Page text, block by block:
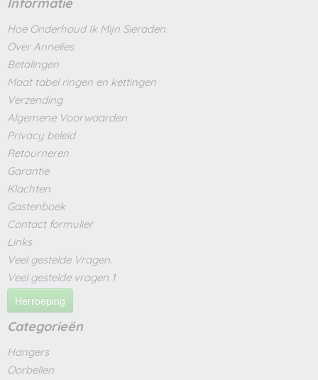
Hoe Onderhoud Ik Mijn Sieraden.
Over Annelies
Betalingen
Maat tabel ringen en kettingen
Verzending
Algemene Voorwaarden
Privacy beleid
Retourneren
Garantie
Klachten
Gastenboek
Contact formulier
Links
Veel gestelde Vragen.
Veel gestelde vragen 1
Herroeping
Categorieën
Hangers
Oorbellen